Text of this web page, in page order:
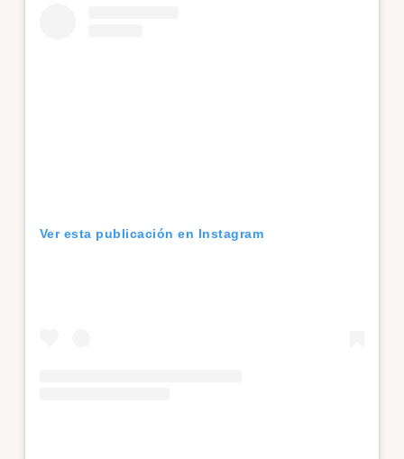
Ver esta publicación en Instagram